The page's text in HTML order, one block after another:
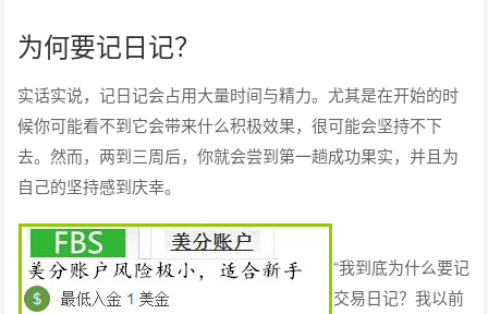
为何要记日记？
实话实说，记日记会占用大量时间与精力。尤其是在开始的时
候你可能看不到它会带来什么积极效果，很可能会坚持不下
去。然而，两到三周后，你就会尝到第一趟成功果实，并且为
自己的坚持感到庆幸。
“我到底为什么要记
交易日记？我以前